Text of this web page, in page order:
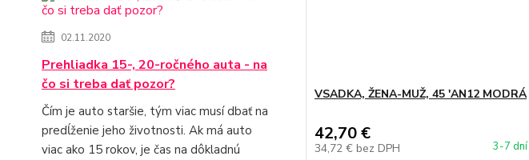
02.11.2020
Prehliadka 15-, 20-ročného auta - na
čo si treba dať pozor?
Čím je auto staršie, tým viac musí dbať na
predĺženie jeho životnosti. Ak má auto
viac ako 15 rokov, je čas na dôkladnú
VSADKA, ŽENA-MUŽ, 45 'AN12 MODRÁ
42,70 €
34,72 € bez DPH 3-7 dní